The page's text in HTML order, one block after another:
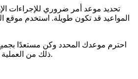
تحديد موعد أمر ضروري للإجراءات
المواعيد قد تكون طويلة. استخدم موقع
احترم موعدك المحدد وكن مستعدًا
ذلك من العملية ويجنبك الزيارات الإضافية.